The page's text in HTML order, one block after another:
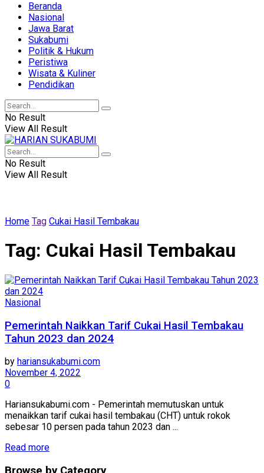
Beranda
Nasional
Jawa Barat
Sukabumi
Politik & Hukum
Peristiwa
Wisata & Kuliner
Pendidikan
No Result
View All Result
No Result
View All Result
Home Tag Cukai Hasil Tembakau
Tag: Cukai Hasil Tembakau
Nasional
Pemerintah Naikkan Tarif Cukai Hasil Tembakau
Tahun 2023 dan 2024
by hariansukabumi.com
November 4, 2022
0
Hariansukabumi.com - Pemerintah memutuskan untuk
menaikkan tarif cukai hasil tembakau (CHT) untuk rokok
sebesar 10 persen pada tahun 2023 dan ...
Read more